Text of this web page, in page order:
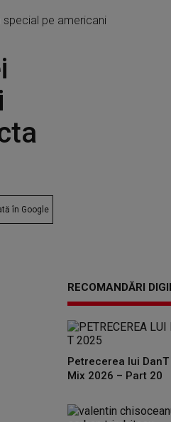
special pe americani
în Google
RECOMANDĂRI
Petrecerea lui DanT
Mix 2026 – Part 20